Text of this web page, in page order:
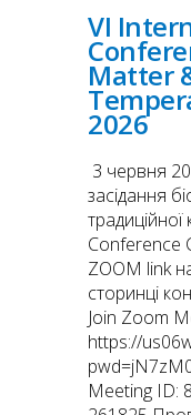
VI
Matter
2026
3 червня
засідання
Conference
ZOOM link
сторинці
Join Zoom
https://
Meeting ID: